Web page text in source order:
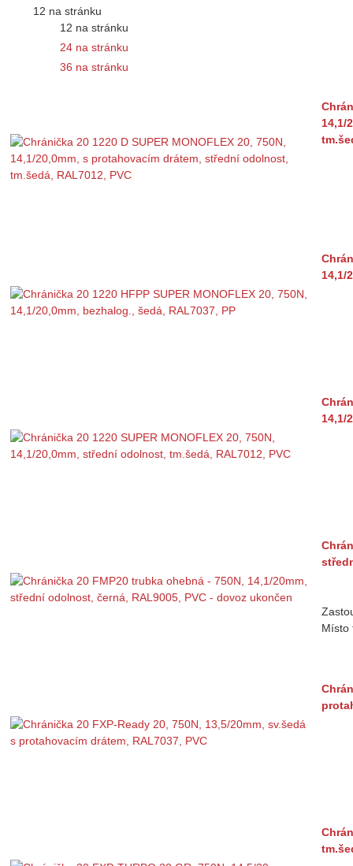
12 na stránku
12 na stránku
24 na stránku
36 na stránku
14,1/
14,1/
14,1/
Místo